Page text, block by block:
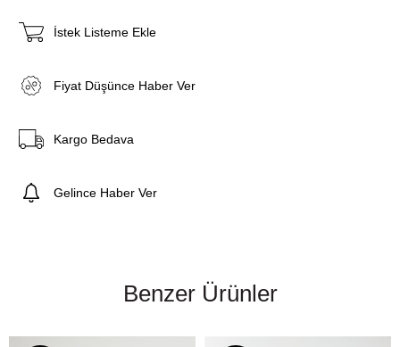
İstek Listeme Ekle
Fiyat Düşünce Haber Ver
Kargo Bedava
Gelince Haber Ver
Benzer Ürünler